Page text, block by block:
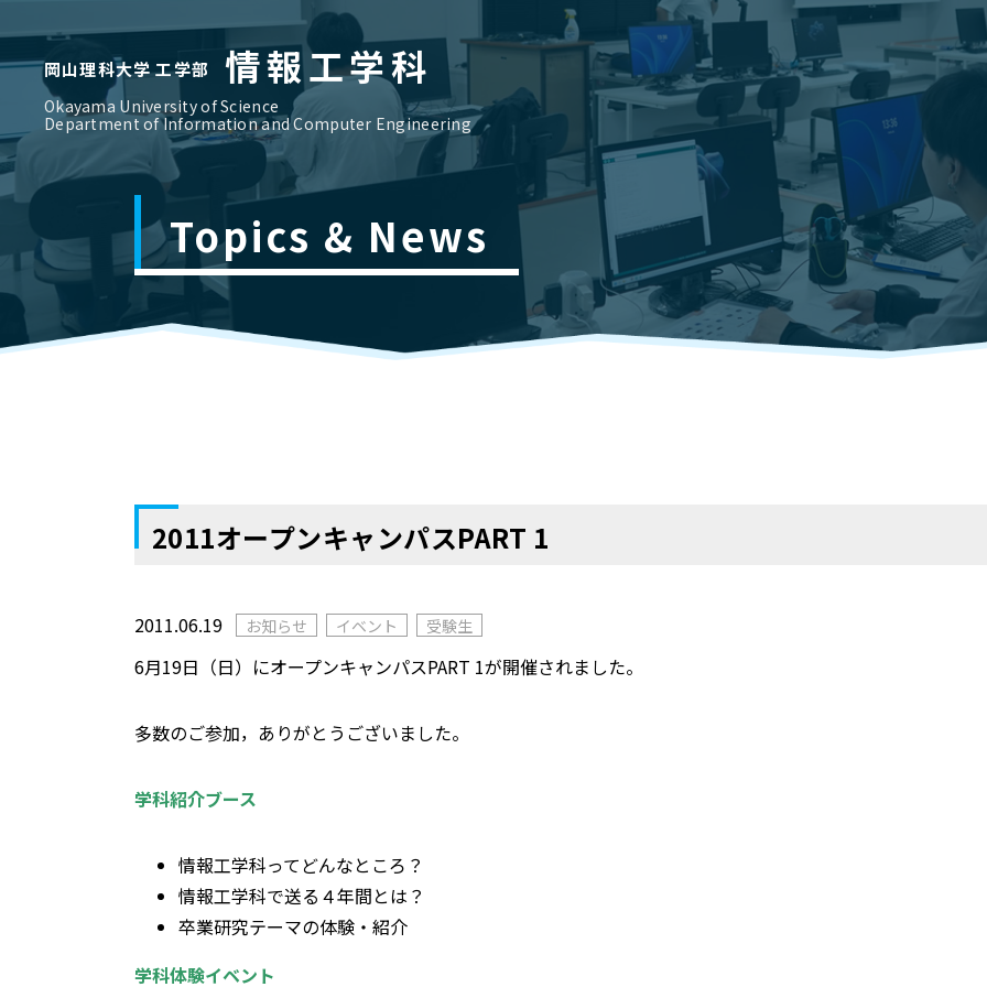
岡山理科大学 工学部 情報工学科
Okayama University of Science
Department of Information and Computer Engineering
Topics & News
2011オープンキャンパスPART 1
2011.06.19 お知らせ イベント 受験生
6月19日（日）にオープンキャンパスPART 1が開催されました。
多数のご参加，ありがとうございました。
学科紹介ブース
情報工学科ってどんなところ？
情報工学科で送る４年間とは？
卒業研究テーマの体験・紹介
学科体験イベント